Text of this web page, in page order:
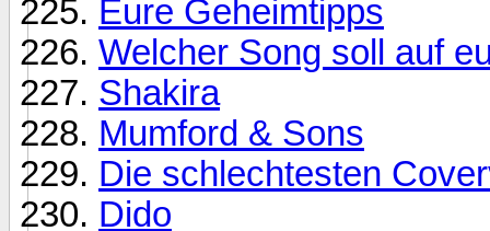
Eure Geheimtipps
Welcher Song soll auf
Shakira
Mumford & Sons
Die schlechtesten
Dido